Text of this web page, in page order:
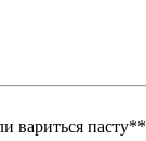
вариться пасту**